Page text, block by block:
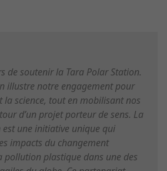
de soutenir la Tara Polar Station.
illustre notre engagement pour
la science, tout en mobilisant nos
d’un projet porteur de sens. La
est une initiative unique qui
impacts du changement
pollution plastique dans une des